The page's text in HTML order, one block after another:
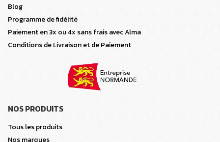
Blog
Programme de fidélité
Paiement en 3x ou 4x sans frais avec Alma
Conditions de Livraison et de Paiement
NOS PRODUITS
Tous les produits
Nos marques